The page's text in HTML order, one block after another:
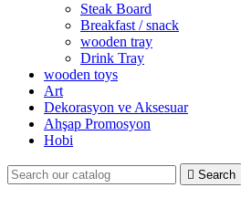
Steak Board
Breakfast / snack
wooden tray
Drink Tray
wooden toys
Art
Dekorasyon ve Aksesuar
Ahşap Promosyon
Hobi
 Search